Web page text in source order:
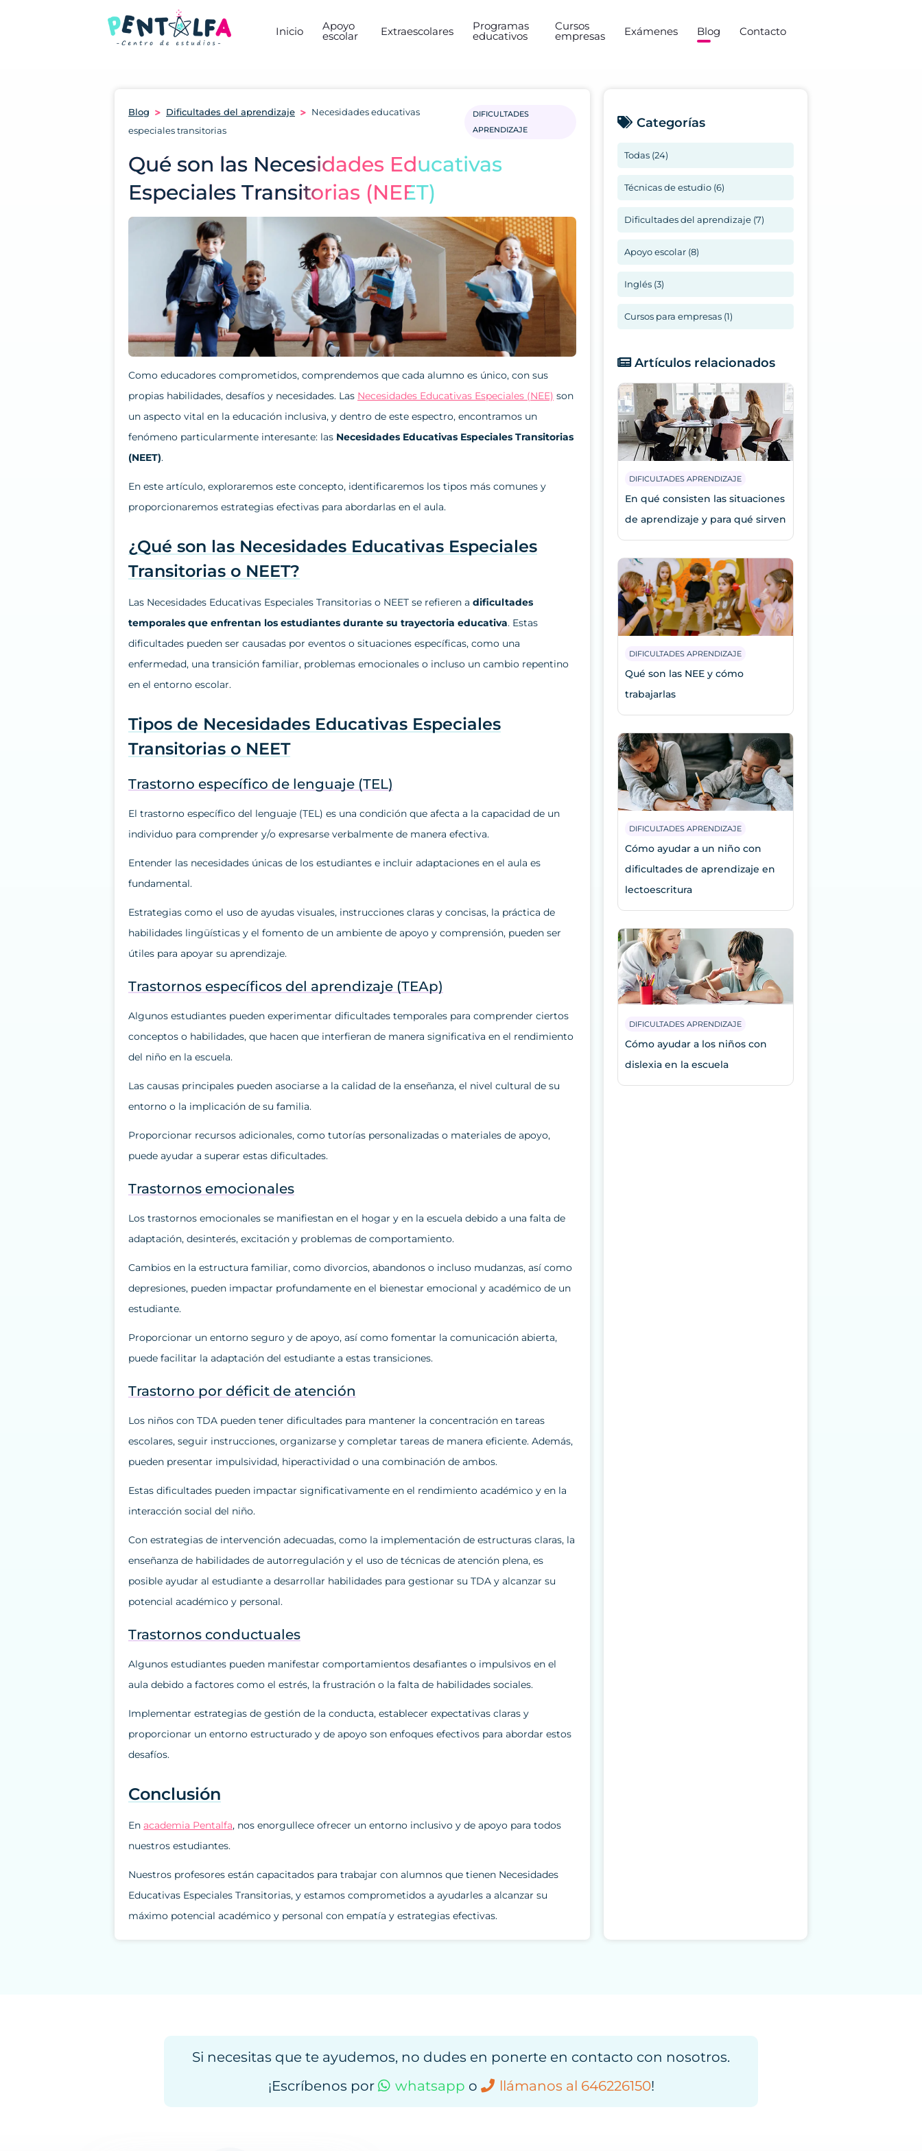
Inicio Apoyo
escolar Extraescolares Programas
educativos
Cursos
empresas Exámenes Blog Contacto
Blog Dificultades del aprendizaje
Necesidades educativas
especiales transitorias
DIFICULTADES
APRENDIZAJE
Qué son las Necesidades Educativas
Especiales Transitorias (NEET)
Como educadores comprometidos, comprendemos que cada alumno es único, con sus
propias habilidades, desafíos y necesidades. Las Necesidades Educativas Especiales (NEE) son
un aspecto vital en la educación inclusiva, y dentro de este espectro, encontramos un
fenómeno particularmente interesante: las Necesidades Educativas Especiales Transitorias
(NEET).
En este artículo, exploraremos este concepto, identificaremos los tipos más comunes y
proporcionaremos estrategias efectivas para abordarlas en el aula.
¿Qué son las Necesidades Educativas Especiales
Transitorias o NEET?
Las Necesidades Educativas Especiales Transitorias o NEET se refieren a dificultades
temporales que enfrentan los estudiantes durante su trayectoria educativa. Estas
dificultades pueden ser causadas por eventos o situaciones específicas, como una
enfermedad, una transición familiar, problemas emocionales o incluso un cambio repentino
en el entorno escolar.
Tipos de Necesidades Educativas Especiales
Transitorias o NEET
Trastorno específico de lenguaje (TEL)
El trastorno específico del lenguaje (TEL) es una condición que afecta a la capacidad de un
individuo para comprender y/o expresarse verbalmente de manera efectiva.
Entender las necesidades únicas de los estudiantes e incluir adaptaciones en el aula es
fundamental.
Estrategias como el uso de ayudas visuales, instrucciones claras y concisas, la práctica de
habilidades lingüísticas y el fomento de un ambiente de apoyo y comprensión, pueden ser
útiles para apoyar su aprendizaje.
Trastornos específicos del aprendizaje (TEAp)
Algunos estudiantes pueden experimentar dificultades temporales para comprender ciertos
conceptos o habilidades, que hacen que interfieran de manera significativa en el rendimiento
del niño en la escuela.
Las causas principales pueden asociarse a la calidad de la enseñanza, el nivel cultural de su
entorno o la implicación de su familia.
Proporcionar recursos adicionales, como tutorías personalizadas o materiales de apoyo,
puede ayudar a superar estas dificultades.
Trastornos emocionales
Los trastornos emocionales se manifiestan en el hogar y en la escuela debido a una falta de
adaptación, desinterés, excitación y problemas de comportamiento.
Cambios en la estructura familiar, como divorcios, abandonos o incluso mudanzas, así como
depresiones, pueden impactar profundamente en el bienestar emocional y académico de un
estudiante.
Proporcionar un entorno seguro y de apoyo, así como fomentar la comunicación abierta,
puede facilitar la adaptación del estudiante a estas transiciones.
Trastorno por déficit de atención
Los niños con TDA pueden tener dificultades para mantener la concentración en tareas
escolares, seguir instrucciones, organizarse y completar tareas de manera eficiente. Además,
pueden presentar impulsividad, hiperactividad o una combinación de ambos.
Estas dificultades pueden impactar significativamente en el rendimiento académico y en la
interacción social del niño.
Con estrategias de intervención adecuadas, como la implementación de estructuras claras, la
enseñanza de habilidades de autorregulación y el uso de técnicas de atención plena, es
posible ayudar al estudiante a desarrollar habilidades para gestionar su TDA y alcanzar su
potencial académico y personal.
Trastornos conductuales
Algunos estudiantes pueden manifestar comportamientos desafiantes o impulsivos en el
aula debido a factores como el estrés, la frustración o la falta de habilidades sociales.
Implementar estrategias de gestión de la conducta, establecer expectativas claras y
proporcionar un entorno estructurado y de apoyo son enfoques efectivos para abordar estos
desafíos.
Conclusión
En academia Pentalfa, nos enorgullece ofrecer un entorno inclusivo y de apoyo para todos
nuestros estudiantes.
Nuestros profesores están capacitados para trabajar con alumnos que tienen Necesidades
Educativas Especiales Transitorias, y estamos comprometidos a ayudarles a alcanzar su
máximo potencial académico y personal con empatía y estrategias efectivas.
Categorías
Todas (24)
Técnicas de estudio (6)
Dificultades del aprendizaje (7)
Apoyo escolar (8)
Inglés (3)
Cursos para empresas (1)
Artículos relacionados
DIFICULTADES APRENDIZAJE
En qué consisten las situaciones
de aprendizaje y para qué sirven
DIFICULTADES APRENDIZAJE
Qué son las NEE y cómo
trabajarlas
DIFICULTADES APRENDIZAJE
Cómo ayudar a un niño con
dificultades de aprendizaje en
lectoescritura
DIFICULTADES APRENDIZAJE
Cómo ayudar a los niños con
dislexia en la escuela
Si necesitas que te ayudemos, no dudes en ponerte en contacto con nosotros.
¡Escríbenos por
whatsapp o llámanos al 646226150!